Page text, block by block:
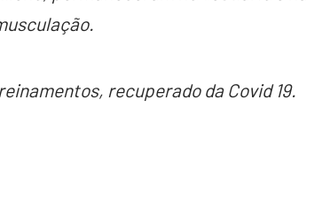
recuperado da Covid 19.